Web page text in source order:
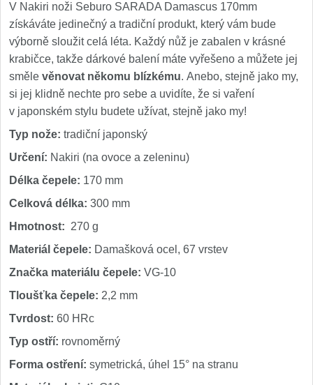
V Nakiri noži Seburo SARADA Damascus 170mm
získáváte jedinečný a tradiční produkt, který vám bude
výborně sloužit celá léta. Každý nůž je zabalen v krásné
krabičce, takže dárkové balení máte vyřešeno a můžete jej
směle věnovat někomu blízkému. Anebo, stejně jako my,
si jej klidně nechte pro sebe a uvidíte, že si vaření
v japonském stylu budete užívat, stejně jako my!
Typ nože: tradiční japonský
Určení: Nakiri (na ovoce a zeleninu)
Délka čepele: 170 mm
Celková délka: 300 mm
Hmotnost: 270 g
Materiál čepele: Damašková ocel, 67 vrstev
Značka materiálu čepele: VG-10
Tloušťka čepele: 2,2 mm
Tvrdost: 60 HRc
Typ ostří: rovnoměrný
Forma ostření: symetrická, úhel 15° na stranu